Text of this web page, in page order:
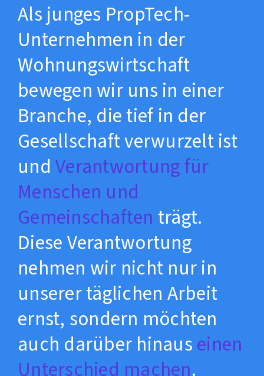
Als junges PropTech-
Unternehmen in der
Wohnungswirtschaft
bewegen wir uns in einer
Branche, die tief in der
Gesellschaft verwurzelt ist
und Verantwortung für
Menschen und
Gemeinschaften trägt.
Diese Verantwortung
nehmen wir nicht nur in
unserer täglichen Arbeit
ernst, sondern möchten
auch darüber hinauseinen
Unterschied machen.